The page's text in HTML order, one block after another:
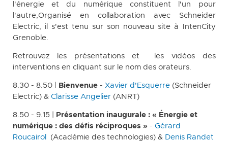
l'énergie et du numérique constituent l'un pour
l'autre,Organisé en collaboration avec Schneider
Electric, il s'est tenu sur son nouveau site à IntenCity
Grenoble.
Retrouvez les présentations et les vidéos des
interventions en cliquant sur le nom des orateurs.
8.30 - 8.50 | Bienvenue - Xavier d'Esquerre(Schneider
Electric) & Clarisse Angelier(ANRT)
8.50 - 9.15 |
Présentation inaugurale : « Énergie et
numérique : des défis réciproques » - Gérard
Roucairol
(Académie des technologies) & Denis Randet